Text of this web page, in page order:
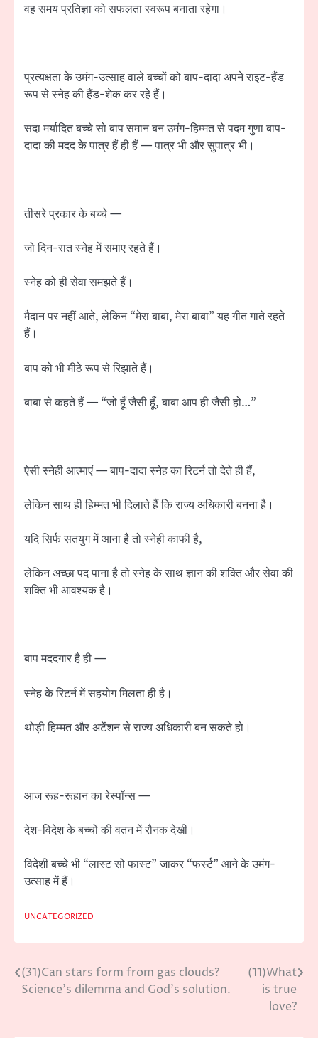
वह समय प्रतिज्ञा को सफलता स्वरूप बनाता रहेगा।
प्रत्यक्षता के उमंग-उत्साह वाले बच्चों को बाप-दादा अपने राइट-हैंड
रूप से स्नेह की हैंड-शेक कर रहे हैं।
सदा मर्यादित बच्चे सो बाप समान बन उमंग-हिम्मत से पदम गुणा बाप-
दादा की मदद के पात्र हैं ही हैं — पात्र भी और सुपात्र भी।
तीसरे प्रकार के बच्चे —
जो दिन-रात स्नेह में समाए रहते हैं।
स्नेह को ही सेवा समझते हैं।
मैदान पर नहीं आते, लेकिन “मेरा बाबा, मेरा बाबा” यह गीत गाते रहते
हैं।
बाप को भी मीठे रूप से रिझाते हैं।
बाबा से कहते हैं — “जो हूँ जैसी हूँ, बाबा आप ही जैसी हो…”
ऐसी स्नेही आत्माएं — बाप-दादा स्नेह का रिटर्न तो देते ही हैं,
लेकिन साथ ही हिम्मत भी दिलाते हैं कि राज्य अधिकारी बनना है।
यदि सिर्फ सतयुग में आना है तो स्नेही काफी है,
लेकिन अच्छा पद पाना है तो स्नेह के साथ ज्ञान की शक्ति और सेवा की
शक्ति भी आवश्यक है।
बाप मददगार है ही —
स्नेह के रिटर्न में सहयोग मिलता ही है।
थोड़ी हिम्मत और अटेंशन से राज्य अधिकारी बन सकते हो।
आज रूह-रूहान का रेस्पॉन्स —
देश-विदेश के बच्चों की वतन में रौनक देखी।
विदेशी बच्चे भी “लास्ट सो फास्ट” जाकर “फर्स्ट” आने के उमंग-
उत्साह में हैं।
UNCATEGORIZED
Post
(31)Can stars form from gas clouds?
Science’s dilemma and God’s solution.
(11)What
is true
love?